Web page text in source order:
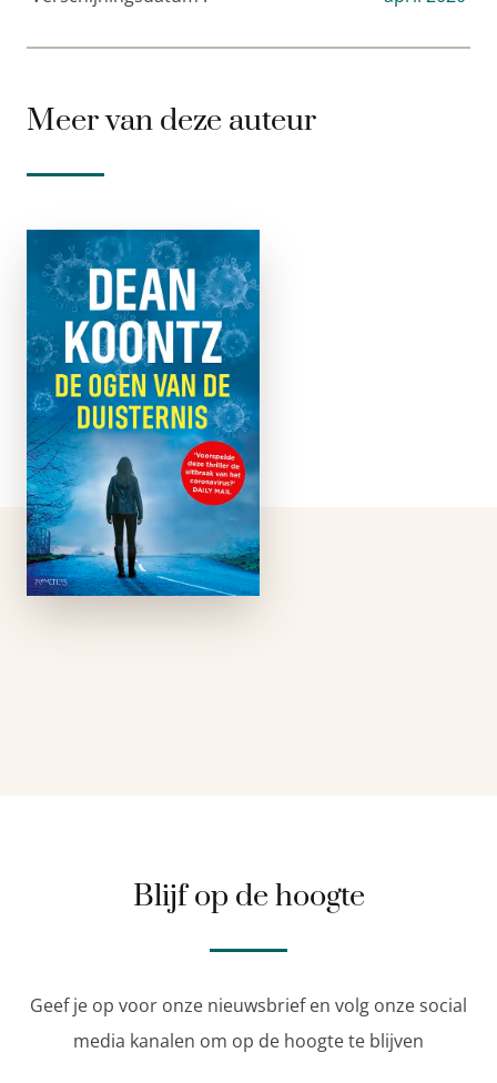
Meer van deze auteur
De Ogen van
de duisternis
e-boek
Op zoek naar een
verdwenen zoon – en
een giftig mysterie
dat de wereld
bedreigt. Nadat haar
zoontje Danny is
omgekomen bij een
tragisch
verkeersongeval,
stort Tina Evans zich
Blijf op de hoogte
Geef je op voor onze nieuwsbrief en volg onze social
media kanalen om op de hoogte te blijven